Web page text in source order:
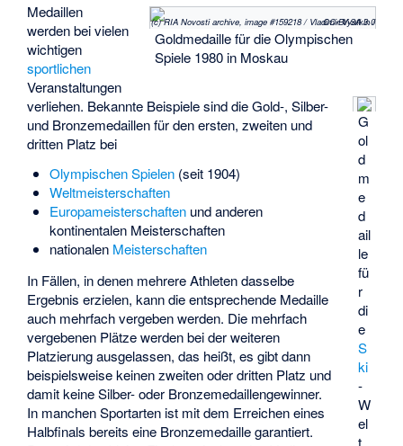
(c) RIA Novosti archive, image #159218 / Vladimir Vyatkin / CC-BY-SA 3.0
Goldmedaille für die Olympischen
Spiele 1980 in Moskau
G
ol
d
m
e
d
ail
le
fü
r
di
e
S
ki
-
W
el
Medaillen
werden bei vielen
wichtigen
sportlichen
Veranstaltungen
verliehen. Bekannte Beispiele sind die Gold-, Silber-
und Bronzemedaillen für den ersten, zweiten und
dritten Platz bei
Olympischen Spielen(seit 1904)
Weltmeisterschaften
Europameisterschaftenund anderen
kontinentalen Meisterschaften
nationalen Meisterschaften
In Fällen, in denen mehrere Athleten dasselbe
Ergebnis erzielen, kann die entsprechende Medaille
auch mehrfach vergeben werden. Die mehrfach
vergebenen Plätze werden bei der weiteren
Platzierung ausgelassen, das heißt, es gibt dann
beispielsweise keinen zweiten oder dritten Platz und
damit keine Silber- oder Bronzemedaillengewinner.
In manchen Sportarten ist mit dem Erreichen eines
Halbfinals bereits eine Bronzemedaille garantiert.